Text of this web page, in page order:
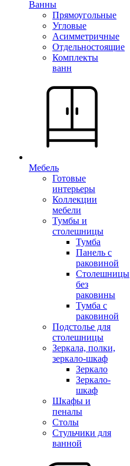
Ванны
Прямоугольные
Угловые
Асимметричные
Отдельностоящие
Комплекты
ванн
Мебель
Готовые
интерьеры
Коллекции
мебели
Тумбы и
столешницы
Тумба
Панель с
раковиной
Столешницы
без
раковины
Тумба с
раковиной
Подстолье для
столешницы
Зеркала, полки,
зеркало-шкаф
Зеркало
Зеркало-
шкаф
Шкафы и
пеналы
Столы
Стульчики для
ванной